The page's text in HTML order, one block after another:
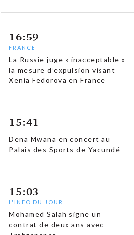
16:59
FRANCE
La Russie juge « inacceptable »
la mesure d’expulsion visant
Xenia Fedorova en France
15:41
Dena Mwana en concert au
Palais des Sports de Yaoundé
15:03
L'INFO DU JOUR
Mohamed Salah signe un
contrat de deux ans avec